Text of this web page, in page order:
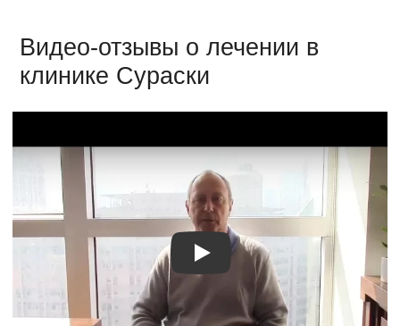
Видео-отзывы о лечении в
клинике Сураски
Видео о лечении